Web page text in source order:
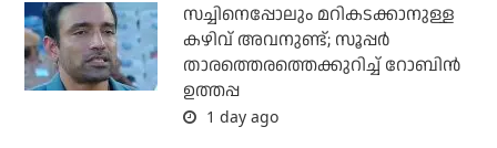
സച്ചിനെപ്പോലും മറികടക്കാനുള്ള
കഴിവ് അവനുണ്ട്; സൂപ്പര്‍
താരത്തെരത്തെക്കുറിച്ച് റോബിന്‍
ഉത്തപ്പ
1 day ago